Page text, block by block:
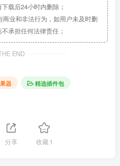
载后24小时内删除；
业和非法行为，如用户未及时删
承担任何法律责任；
END
器 精选插件包
分享 收藏1